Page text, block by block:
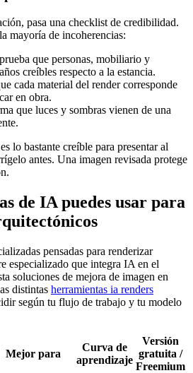
pasa una checklist de credibilidad.
mayoría de incoherencias:
que personas, mobiliario y
creíbles respecto a la estancia.
cada material del render corresponde
en obra.
que luces y sombras vienen de una
lo bastante creíble para presentar al
antes. Una imagen revisada protege
de IA puedes usar para
pensadas para renderizar
especializado que integra IA en el
soluciones de mejora de imagen en
distintas herramientas ia renders
según tu flujo de trabajo y tu modelo
Mejor para
Curva de
aprendizaje
Versión
gratuita /
Freemium